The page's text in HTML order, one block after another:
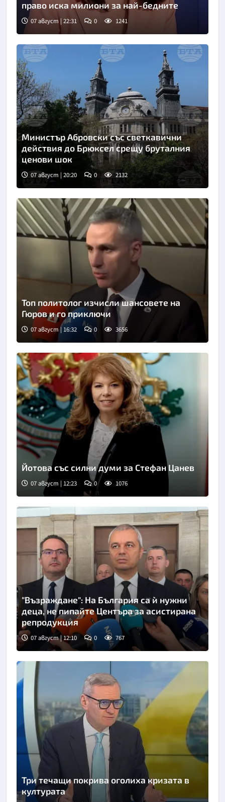
право иска милиони за най-бедните
07 август | 22:31 0 1241
Министър Абровски със светкавични
действия до Брюксел срещу бруталния
ценови шок
07 август | 20:20 0 2132
Топ политолог изчисли шансовете на
Гюров и го приключи
07 август | 16:32 0 3656
Йотова със силни думи за Стефан Цанев
07 август | 12:23 0 1076
"Възраждане": На България са ѝ нужни
деца, не пипайте Центъра за асистирана
репродукция
07 август | 12:10 0 767
Три течащи покрива оголиха кризата в
културата